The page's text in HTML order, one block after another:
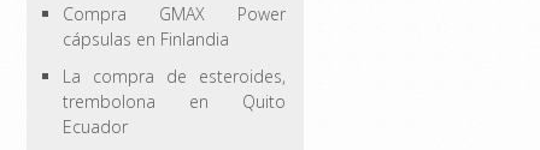
Compra GMAX Power
cápsulas en Finlandia
La compra de esteroides,
trembolona en Quito
Ecuador